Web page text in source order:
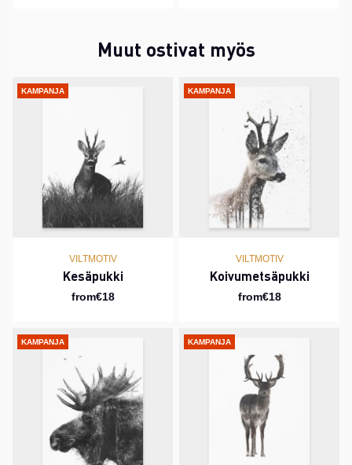
Muut ostivat myös
KAMPANJA
VILTMOTIV
Kesäpukki
from€18
KAMPANJA
VILTMOTIV
Koivumetsäpukki
from€18
KAMPANJA KAMPANJA